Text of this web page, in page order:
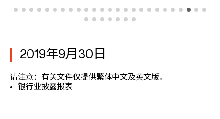
2019年9月30日
请注意：有关文件仅提供繁体中文及英文版。
银行业披露报表